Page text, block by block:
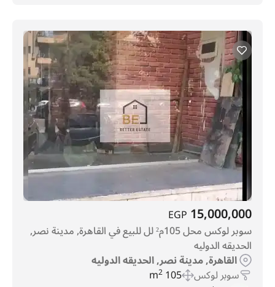
15,000,000
EGP
سوبر لوكس محل 105م² لل للبيع في القاهرة, مدينة نصر,
الحديقه الدوليه
القاهرة, مدينة نصر, الحديقه الدوليه
سوبر لوكس 105 m
2